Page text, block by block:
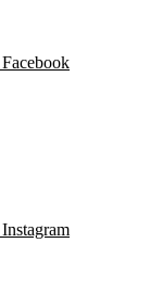
Facebook
Instagram